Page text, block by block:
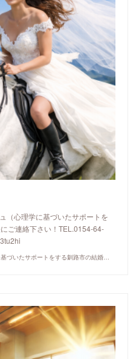
（心理学に基づいたサポートを
ご連絡下さい！TEL.0154-64-
ショパン・マリアージュ（恋愛心理学に基づいたサポートをする釧路市の結婚相談所）/ 全国結婚相談事業者連盟正規加盟店 / cherry-piano.com